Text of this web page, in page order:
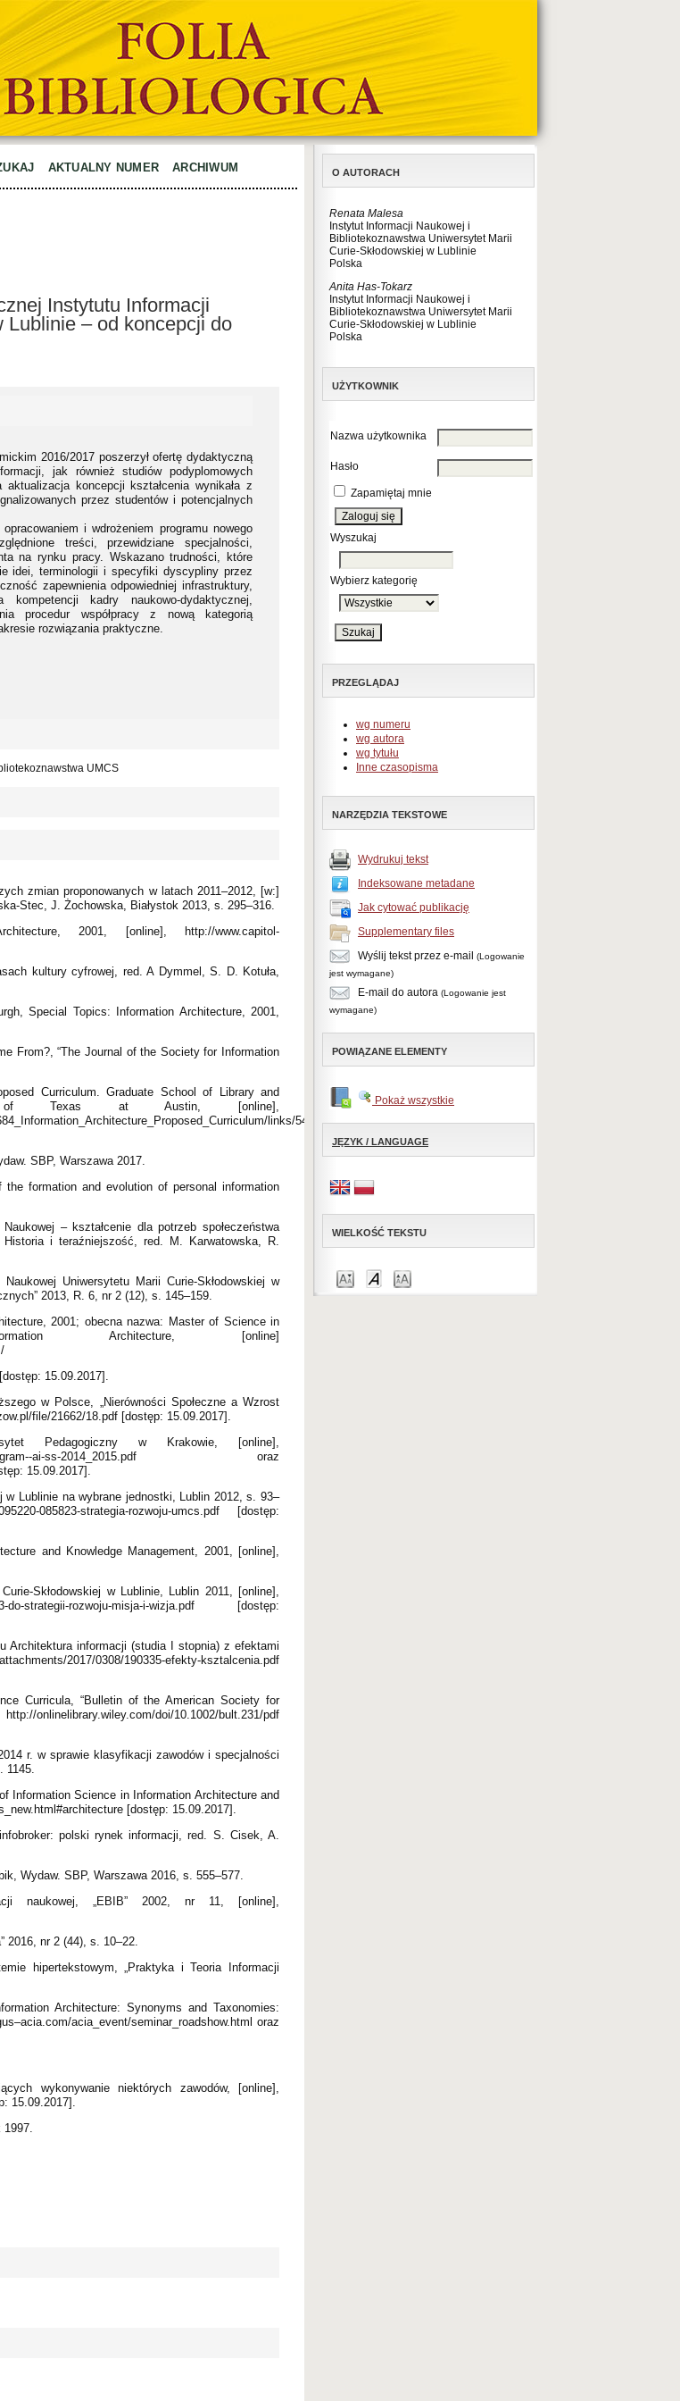
O AUTORACH
Renata Malesa
Instytut Informacji Naukowej i
Bibliotekoznawstwa Uniwersytet Marii
Curie-Skłodowskiej w Lublinie
Polska
Anita Has-Tokarz
Instytut Informacji Naukowej i
Bibliotekoznawstwa Uniwersytet Marii
Curie-Skłodowskiej w Lublinie
Polska
UŻYTKOWNIK
Nazwa użytkownika
Hasło
Zapamiętaj mnie
Wyszukaj
Wybierz kategorię
PRZEGLĄDAJ
wg numeru
wg autora
wg tytułu
Inne czasopisma
NARZĘDZIA TEKSTOWE
Wydrukuj tekst
Indeksowane metadane
Jak cytować publikację
Supplementary files
Wyślij tekst przez e-mail
(Logowanie
jest wymagane)
E-mail do autora (Logowanie jest
wymagane)
POWIĄZANE ELEMENTY
Pokaż wszystkie
JĘZYK / LANGUAGE
WIELKOŚĆ TEKSTU
AKTUALNY NUMER ARCHIWUM
Instytutu Informacji
– od koncepcji do
2016/2017 poszerzył ofertę dydaktyczną
jak również studiów podyplomowych
koncepcji kształcenia wynikała z
przez studentów i potencjalnych
i wdrożeniem programu nowego
treści, przewidziane specjalności,
na rynku pracy. Wskazano trudności, które
idei, terminologii i specyfiki dyscypliny przez
zapewnienia odpowiedniej infrastruktury,
kadry naukowo-dydaktycznej,
procedur współpracy z nową kategorią
rozwiązania praktyczne.
UMCS
zmian proponowanych w latach 2011–2012, [w:]
Stec, J. Żochowska, Białystok 2013, s. 295–316.
2001, [online], http://www.capitol-
kultury cyfrowej, red. A Dymmel, S. D. Kotuła,
Special Topics: Information Architecture, 2001,
From?, “The Journal of the Society for Information
Curriculum. Graduate School of Library and
of Texas at Austin, [online],
links/546f7cdb0cf2d67fc031160f/Information-
SBP, Warszawa 2017.
formation and evolution of personal information
– kształcenie dla potrzeb społeczeństwa
i teraźniejszość, red. M. Karwatowska, R.
Uniwersytetu Marii Curie-Skłodowskiej w
2013, R. 6, nr 2 (12), s. 145–159.
2001; obecna nazwa: Master of Science in
Architecture, [online]
15.09.2017].
w Polsce, „Nierówności Społeczne a Wzrost
file/21662/18.pdf [dostęp: 15.09.2017].
Pedagogiczny w Krakowie, [online],
program--ai-ss-2014_2015.pdf oraz
15.09.2017].
w Lublinie na wybrane jednostki, Lublin 2012, s. 93–
085823-strategia-rozwoju-umcs.pdf [dostęp:
and Knowledge Management, 2001, [online],
Skłodowskiej w Lublinie, Lublin 2011, [online],
3-do-strategii-rozwoju-misja-i-wizja.pdf [dostęp:
Architektura informacji (studia I stopnia) z efektami
2017/0308/190335-efekty-ksztalcenia.pdf
Curricula, “Bulletin of the American Society for
onlinelibrary.wiley.com/doi/10.1002/bult.231/pdf
r. w sprawie klasyfikacji zawodów i specjalności
Information Science in Information Architecture and
[dostęp: 15.09.2017].
polski rynek informacji, red. S. Cisek, A.
Wydaw. SBP, Warszawa 2016, s. 555–577.
naukowej, „EBIB” 2002, nr 11, [online],
2016, nr 2 (44), s. 10–22.
hipertekstowym, „Praktyka i Teoria Informacji
Architecture: Synonyms and Taxonomies:
acia_event/seminar_roadshow.html oraz
wykonywanie niektórych zawodów, [online],
15.09.2017].